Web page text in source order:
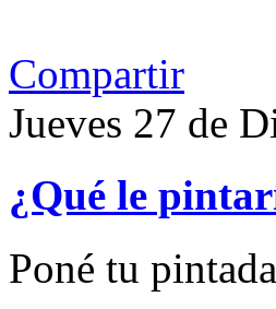
Compartir
Jueves 27 de
¿Qué le
Poné tu